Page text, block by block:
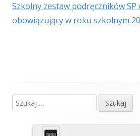
Szkolny zestaw podręczników SP
obowiązujący w roku szkolnym
Główny
panel
Szukaj: